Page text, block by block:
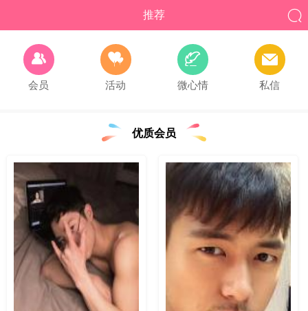
推荐 

会员

活动

微心情

私信
优质会员